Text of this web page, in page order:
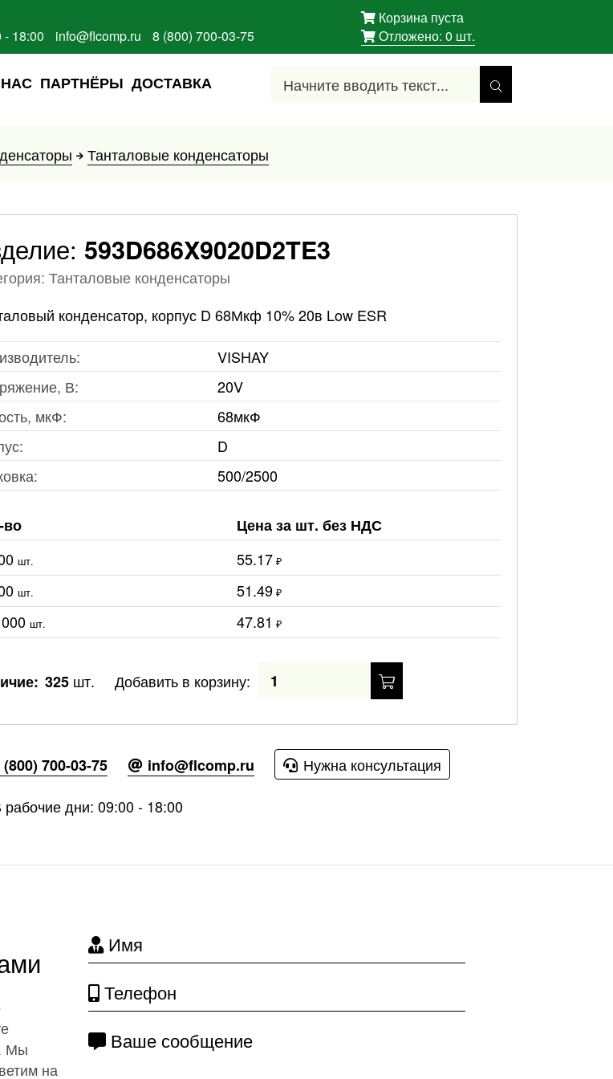
- 18:00 info@flcomp.ru 8 (800) 700-03-75
Корзина пуста
Отложено: 0 шт.
ПАРТНЁРЫ ДОСТАВКА
Танталовые конденсаторы
593D686X9020D2TE3
Танталовые конденсаторы
конденсатор, корпус D 68Мкф 10% 20в Low ESR
VISHAY
В:
20V
мкФ:
68мкФ
D
500/2500
во
Цена за шт. без НДС
шт. 55.17₽
шт. 51.49₽
шт. 47.81 ₽
325шт. Добавить в корзину:
(800) 700-03-75 info@flcomp.ru
Нужна консультация
рабочие дни: 09:00 - 18:00
Мы
на
Имя
Телефон
Ваше сообщение